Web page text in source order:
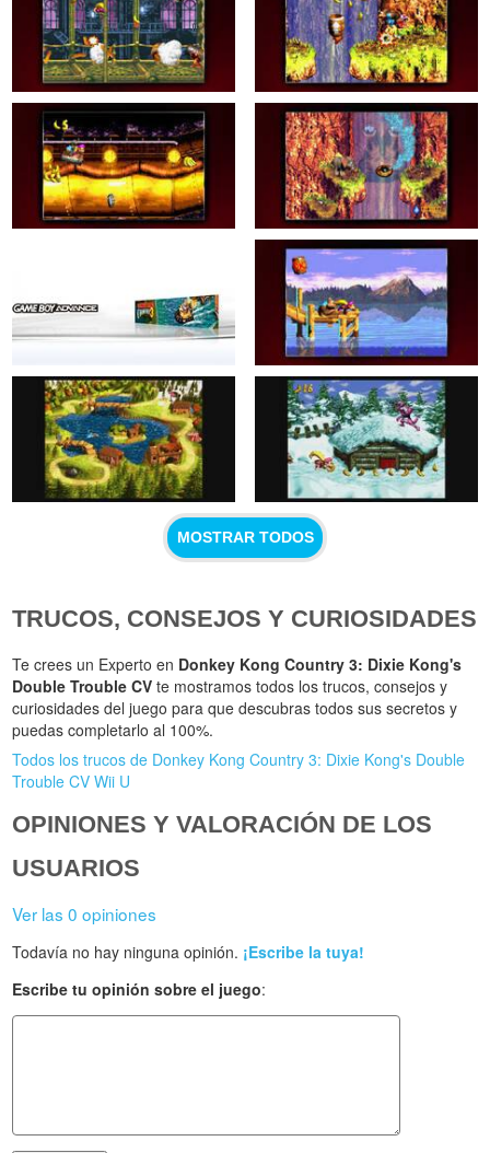
MOSTRAR TODOS
TRUCOS, CONSEJOS Y CURIOSIDADES
Te crees un Experto en Donkey Kong Country 3: Dixie Kong's
Double Trouble CV te mostramos todos los trucos, consejos y
curiosidades del juego para que descubras todos sus secretos y
puedas completarlo al 100%.
Todos los trucos de Donkey Kong Country 3: Dixie Kong's Double
Trouble CV Wii U
OPINIONES Y VALORACIÓN DE LOS
USUARIOS
Ver las 0 opiniones
Todavía no hay ninguna opinión. ¡Escribe la tuya!
Escribe tu opinión sobre el juego: